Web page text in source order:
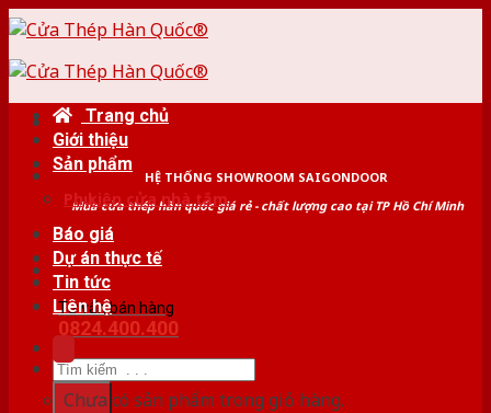
Skip
content
HỆ THỐNG SHOWROOM SAIGONDOOR
Mua cửa thép hàn quốc giá rẻ - chất lượng cao tại TP Hồ Chí Minh
Tư vấn bán hàng
0824.400.400
Tìm
kiếm:
Trang chủ
Giới thiệu
Sản phẩm
Phụ kiện cửa nhà tắm
Báo giá
Dự án thực tế
Tin tức
Liên hệ
Chưa có sản phẩm trong giỏ hàng.